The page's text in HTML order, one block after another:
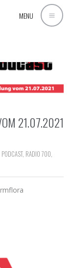
MENU
21.07.2021
PODCAST, RADIO 700